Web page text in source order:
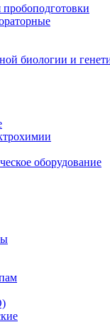
биологии и
оборудование